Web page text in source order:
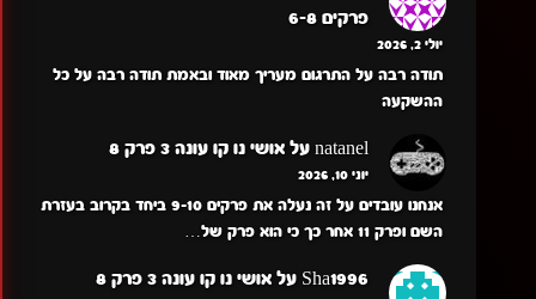
פרקים 6-8
יולי 2, 2026
תודה רבה על התרגום מעריך מאוד ובאמת תודה רבה על כל
ההשקעה
natanel עלאושי נו קו עונה 3 פרק 8
יוני 10, 2026
אנחנו עובדים על זה נעלה את פרקים 9-10 ביחד בקרוב בעזרת
השם ופרק 11 אחר כך כי הוא פרק של…
Sha1996 עלאושי נו קו עונה 3 פרק 8